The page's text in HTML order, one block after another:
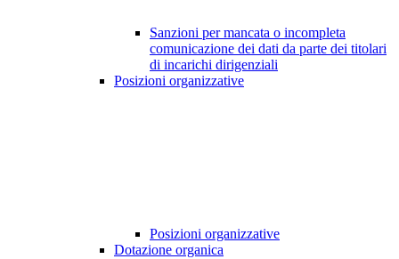
Sanzioni per mancata o incompleta
comunicazione dei dati da parte dei titolari
di incarichi dirigenziali
Posizioni organizzative
Posizioni organizzative
Dotazione organica